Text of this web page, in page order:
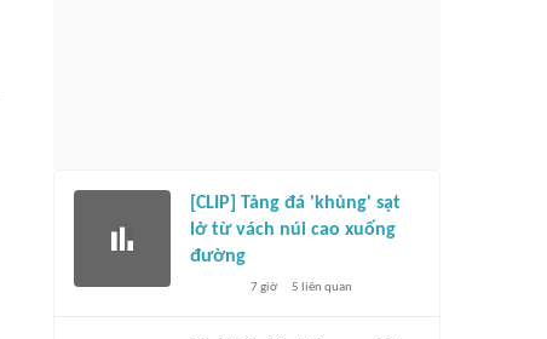
[CLIP] Tảng đá 'khủng' sạt
lở từ vách núi cao xuống
đường
7 giờ 5 liên quan